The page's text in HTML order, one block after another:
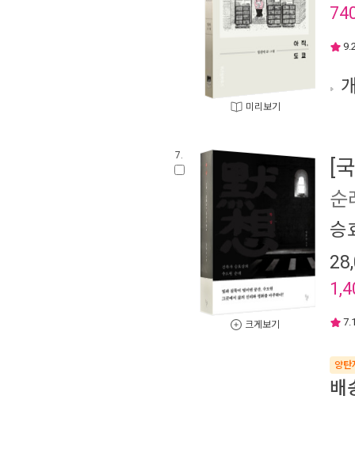
미리보기
7.
크게보기
[
순
승
양탄
배